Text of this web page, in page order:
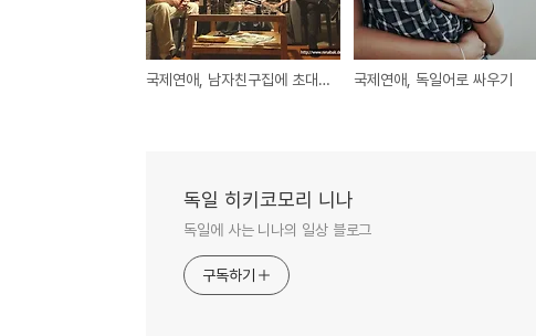
국제연애, 남자친구집에 초대 받은 우리 가족 국제연애, 독일어로 싸우기
독일 히키코모리 니나
독일에 사는 니나의 일상 블로그
구독하기